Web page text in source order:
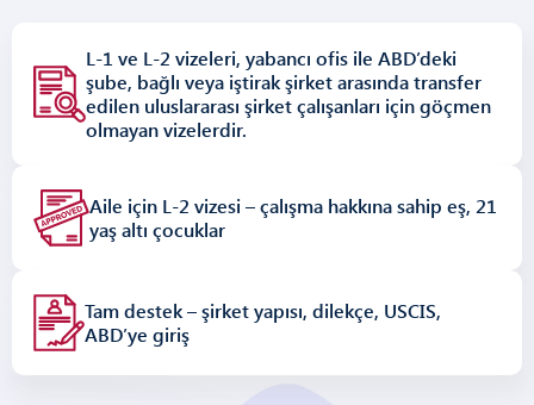
L-1 ve L-2 vizeleri, yabancı ofis ile ABD’deki
şube, bağlı veya iştirak şirket arasında transfer
edilen uluslararası şirket çalışanları için göçmen
olmayan vizelerdir.
Aile için L-2 vizesi – çalışma hakkına sahip eş, 21
yaş altı çocuklar
Tam destek – şirket yapısı, dilekçe, USCIS,
ABD’ye giriş